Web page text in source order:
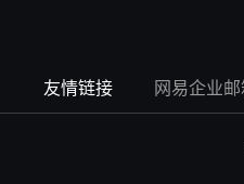
友情链接 网易企业